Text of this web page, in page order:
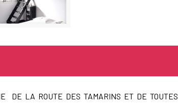
DE LA ROUTE DES TAMARINS ET DE TOUTES